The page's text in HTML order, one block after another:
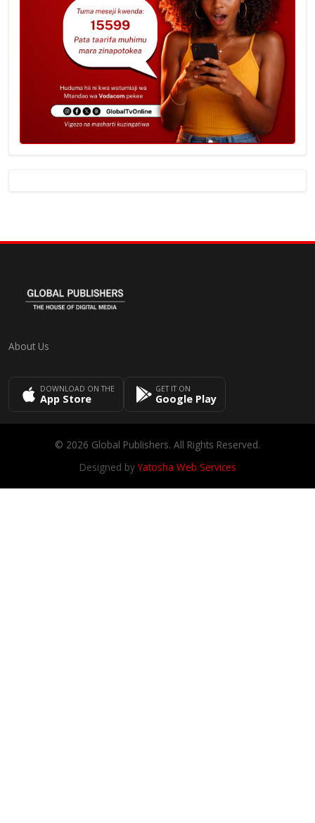
About Us
DOWNLOAD ON THE
App Store
GET IT ON
Google Play
© 2026 Global Publishers. All Rights Reserved.
Designed byYatosha Web Services